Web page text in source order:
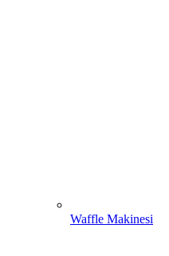
Waffle Makinesi